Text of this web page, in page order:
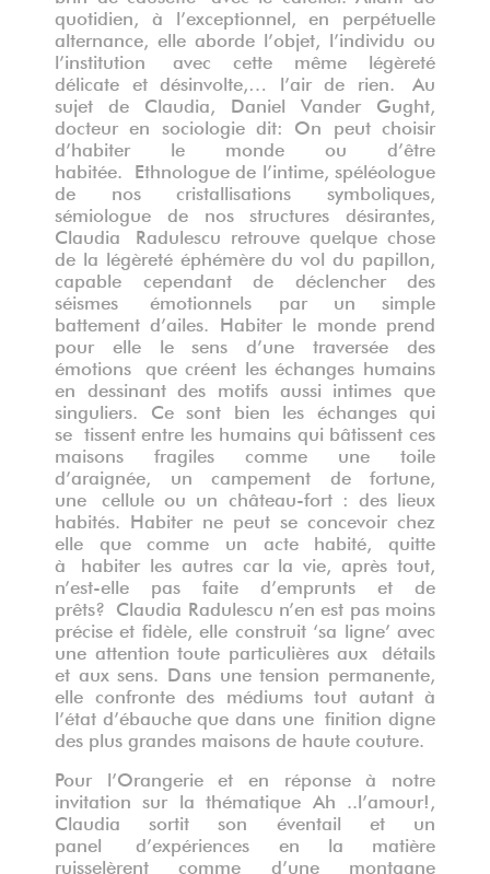
quotidien, à l’exceptionnel, en perpétuelle
alternance, elle aborde l’objet, l’individu ou
l’institution avec cette même légèreté
délicate et désinvolte,… l’air de rien. Au
sujet de Claudia, Daniel Vander Gught,
docteur en sociologie dit: On peut choisir
d’habiter le monde ou d’être
habitée. Ethnologue de l’intime, spéléologue
de nos cristallisations symboliques,
sémiologue de nos structures désirantes,
Claudia Radulescu retrouve quelque chose
de la légèreté éphémère du vol du papillon,
capable cependant de déclencher des
séismes émotionnels par un simple
battement d’ailes. Habiter le monde prend
pour elle le sens d’une traversée des
émotions que créent les échanges humains
en dessinant des motifs aussi intimes que
singuliers. Ce sont bien les échanges qui
se tissent entre les humains qui bâtissent ces
maisons fragiles comme une toile
d’araignée, un campement de fortune,
une cellule ou un château-fort : des lieux
habités. Habiter ne peut se concevoir chez
elle que comme un acte habité, quitte
à habiter les autres car la vie, après tout,
n’est-elle pas faite d’emprunts et de
prêts? Claudia Radulescu n’en est pas moins
précise et fidèle, elle construit ‘sa ligne’ avec
une attention toute particulières aux détails
et aux sens. Dans une tension permanente,
elle confronte des médiums tout autant à
l’état d’ébauche que dans une finition digne
des plus grandes maisons de haute couture.
Pour l’Orangerie et en réponse à notre
invitation sur la thématique Ah ..l’amour!,
Claudia sortit son éventail et un
panel d’expériences en la matière
ruisselèrent comme d’une montagne